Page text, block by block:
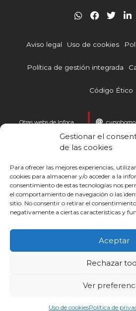
Gestionar el
de las cookies
Para ofrecer las mejores experiencias,
cookies para almacenar y/o acceder a la
consentimiento de estas tecnologías nos
el comportamiento de navegación o las
sitio. No consentir o retirar el
negativamente a ciertas características y
Aceptar
Rechazar
Ver
Uso de cookiesPolítica de
W
h
s
p
F
a
b
o
T
w
t
t
r
L
i
e
i
i
Aviso legal Uso de cookies
Política de gestión integrada
Código Ético
Otras webs de Infoca